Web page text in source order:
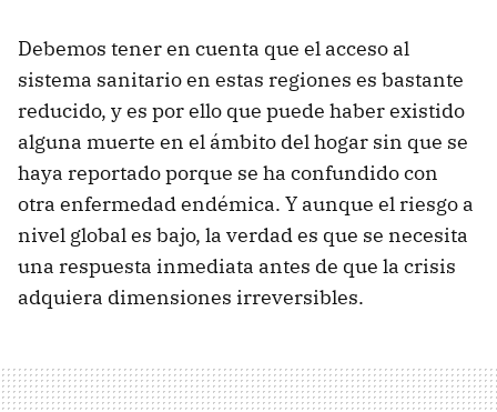
Debemos tener en cuenta que el acceso al
sistema sanitario en estas regiones es bastante
reducido, y es por ello que puede haber existido
alguna muerte en el ámbito del hogar sin que se
haya reportado porque se ha confundido con
otra enfermedad endémica. Y aunque el riesgo a
nivel global es bajo, la verdad es que se necesita
una respuesta inmediata antes de que la crisis
adquiera dimensiones irreversibles.